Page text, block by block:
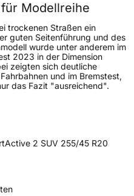
Modellreihe
trockenen Straßen ein
guten Seitenführung und des
wurde unter anderem im
2023 in der Dimension
zeigten sich deutliche
und im Bremstest,
das Fazit "ausreichend".
2 SUV 255/45 R20